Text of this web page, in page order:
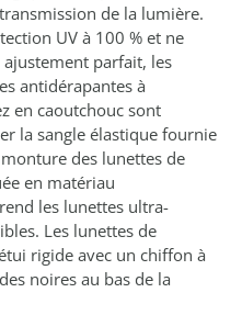
de la lumière.
UV à 100 % et ne
parfait, les
antidérapantes à
en caoutchouc sont
la sangle élastique fournie
des lunettes de
en matériau
les lunettes ultra-
Les lunettes de
rigide avec un chiffon à
noires au bas de la